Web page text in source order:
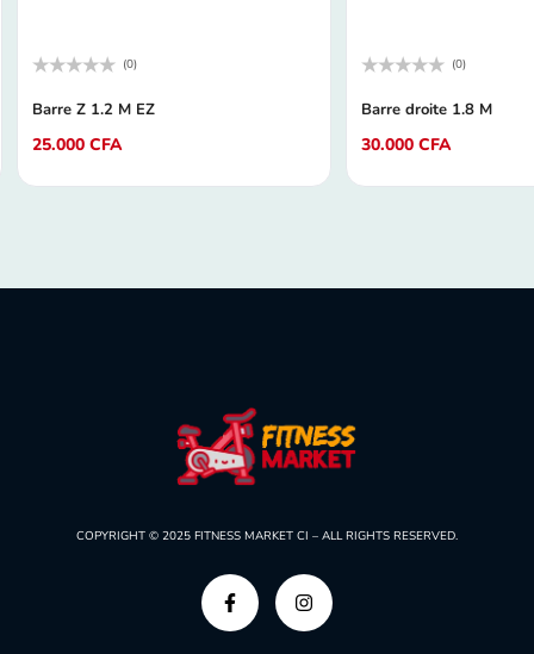
0
5
(0)
Barre Z 1.2 M EZ
25.000 CFA
0
5
(0)
Barre droite 1.8 M
30.000 CFA
COPYRIGHT © 2025 FITNESS MARKET CI – ALL RIGHTS RESERVED.